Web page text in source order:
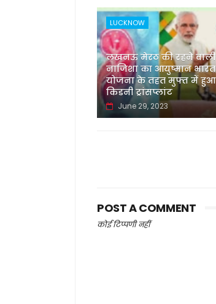
LUCKNOW
लखनऊ मेरठ की रहने वाली
नाजिशा का आयुष्मान भारत
योजना के तहत मुफ्त में हुआ
किडनी ट्रांसप्लांट
June 29, 2023
POST A COMMENT
कोई टिप्पणी नहीं